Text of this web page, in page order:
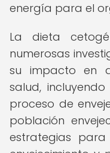
energía para el
La dieta
numerosas
su impacto en
salud,
proceso de
población
estrategias